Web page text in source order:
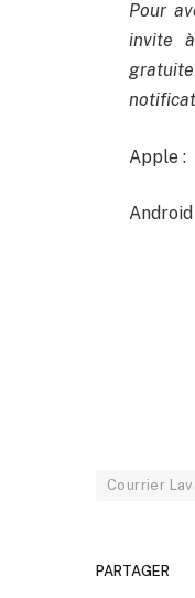
Pour
invite
Apple :
Android
Courrier
PARTAGER